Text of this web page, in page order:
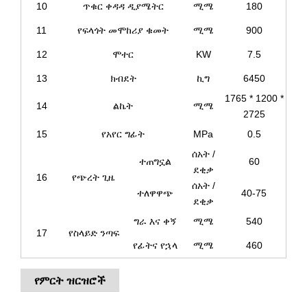
10 ጥቁር ቀዳዳ ዲያሜትር ሚሜ 180
11 የፍላጎት መሞከሪያ ቁመት ሚሜ 900
12 ሞተር KW 7.5
13 ክብደት ኪግ 6450
14 ልኬት ሚሜ
1765 * 1200 *
2725
15
የአየር ግፊት MPa 0.5
16 የጭረት ጊዜ
ተጠግኗል
ሰአት /
ደቂቃ
60
ተለዋዋጭ
ሰአት /
ደቂቃ
40-75
17 የስላይድ ንጣፍ
ግራ እና ቀኝ ሚሜ 540
የፊትና የኋላ ሚሜ 460
የምርት ዝርዝሮች